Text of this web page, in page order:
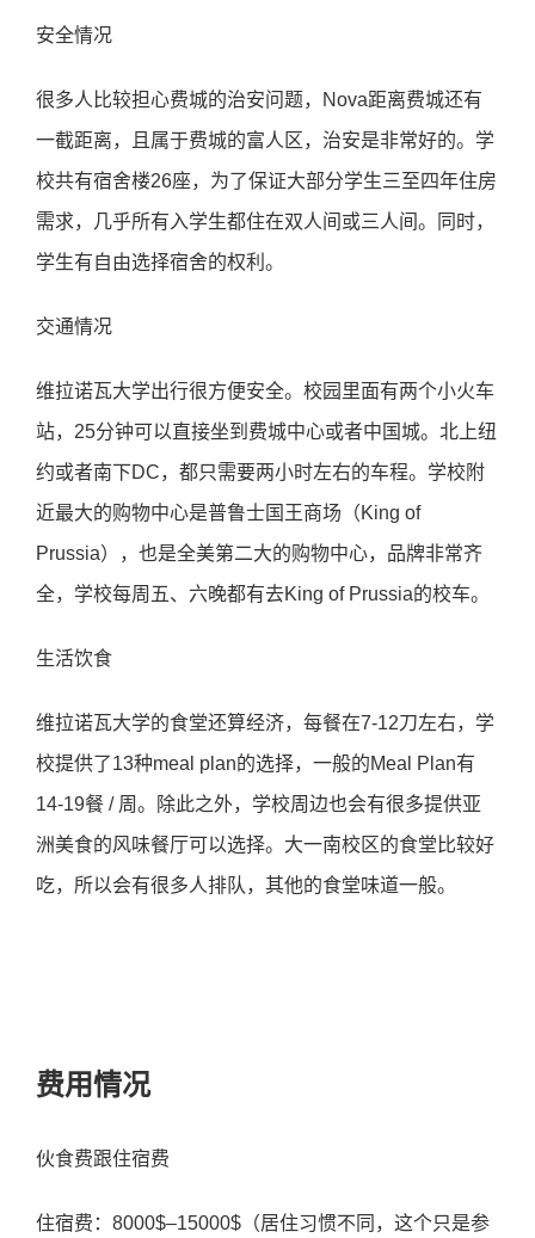
安全情况
很多人比较担心费城的治安问题，Nova距离费城还有
一截距离，且属于费城的富人区，治安是非常好的。学
校共有宿舍楼26座，为了保证大部分学生三至四年住房
需求，几乎所有入学生都住在双人间或三人间。同时，
学生有自由选择宿舍的权利。
交通情况
维拉诺瓦大学出行很方便安全。校园里面有两个小火车
站，25分钟可以直接坐到费城中心或者中国城。北上纽
约或者南下DC，都只需要两小时左右的车程。学校附
近最大的购物中心是普鲁士国王商场（King of
Prussia），也是全美第二大的购物中心，品牌非常齐
全，学校每周五、六晚都有去King of Prussia的校车。
生活饮食
维拉诺瓦大学的食堂还算经济，每餐在7-12刀左右，学
校提供了13种meal plan的选择，一般的Meal Plan有
14-19餐 / 周。除此之外，学校周边也会有很多提供亚
洲美食的风味餐厅可以选择。大一南校区的食堂比较好
吃，所以会有很多人排队，其他的食堂味道一般。
费用情况
伙食费跟住宿费
住宿费：8000$–15000$（居住习惯不同，这个只是参